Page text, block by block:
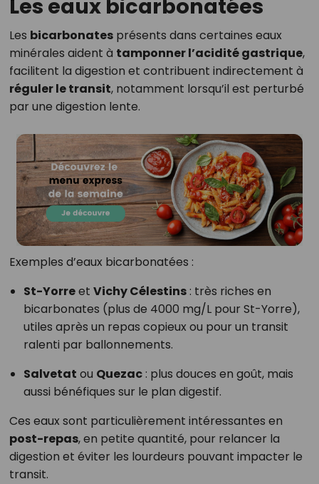
Les eaux bicarbonatées
Les bicarbonatesprésents dans certaines eaux
minérales aident à tamponner l’acidité gastrique,
facilitent la digestion et contribuent indirectement à
réguler le transit, notamment lorsqu’il est perturbé
par une digestion lente.
Exemples d’eaux bicarbonatées :
St-Yorreet Vichy Célestins: très riches en
bicarbonates (plus de 4000 mg/L pour St-Yorre),
utiles après un repas copieux ou pour un transit
ralenti par ballonnements.
Salvetat ou Quezac: plus douces en goût, mais
aussi bénéfiques sur le plan digestif.
Ces eaux sont particulièrement intéressantes en
post-repas, en petite quantité, pour relancer la
digestion et éviter les lourdeurs pouvant impacter le
transit.